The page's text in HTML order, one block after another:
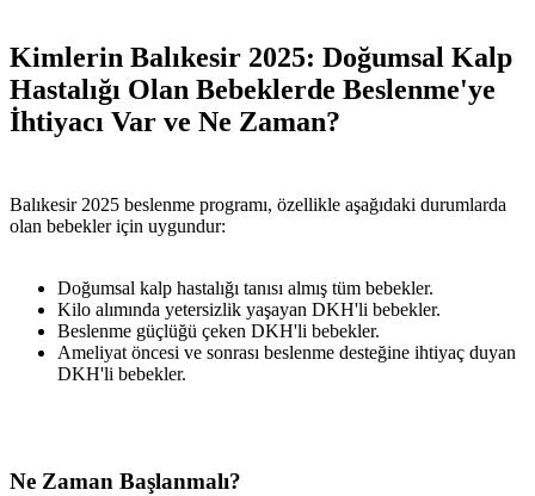
Kimlerin Balıkesir 2025: Doğumsal Kalp
Hastalığı Olan Bebeklerde Beslenme'ye
İhtiyacı Var ve Ne Zaman?
Balıkesir 2025 beslenme programı, özellikle aşağıdaki durumlarda
olan bebekler için uygundur:
Doğumsal kalp hastalığı tanısı almış tüm bebekler.
Kilo alımında yetersizlik yaşayan DKH'li bebekler.
Beslenme güçlüğü çeken DKH'li bebekler.
Ameliyat öncesi ve sonrası beslenme desteğine ihtiyaç duyan
DKH'li bebekler.
Ne Zaman Başlanmalı?